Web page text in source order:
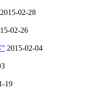
2015-02-28
02-26
2015-02-04
19